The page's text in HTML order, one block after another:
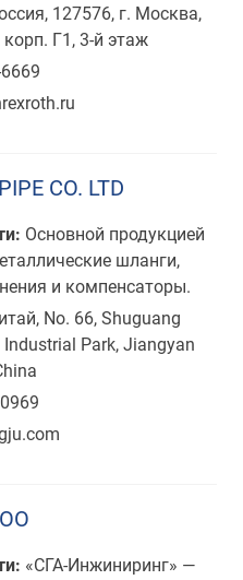
127576, г. Москва,
Г1, 3-й этаж
CO. LTD
Основной продукцией
шланги,
и компенсаторы.
No. 66, Shuguang
Park, Jiangyan
«СГА-Инжиниринг» —